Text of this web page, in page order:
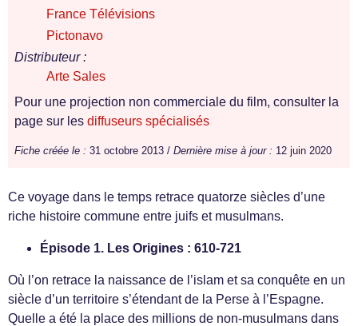
France Télévisions
Pictonavo
Distributeur :
Arte Sales
Pour une projection non commerciale du film, consulter la
page sur les diffuseurs spécialisés
Fiche créée le : 31 octobre 2013 / Dernière mise à jour : 12 juin 2020
Ce voyage dans le temps retrace quatorze siècles d’une
riche histoire commune entre juifs et musulmans.
Épisode 1. Les Origines : 610-721
Où l’on retrace la naissance de l’islam et sa conquête en un
siècle d’un territoire s’étendant de la Perse à l’Espagne.
Quelle a été la place des millions de non-musulmans dans